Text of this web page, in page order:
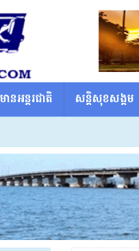
ានអន្តរជាតិ សន្តិសុខសង្គម